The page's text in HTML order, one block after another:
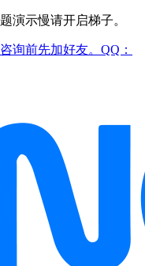
演示慢请开启梯子。
询前先加好友。QQ：